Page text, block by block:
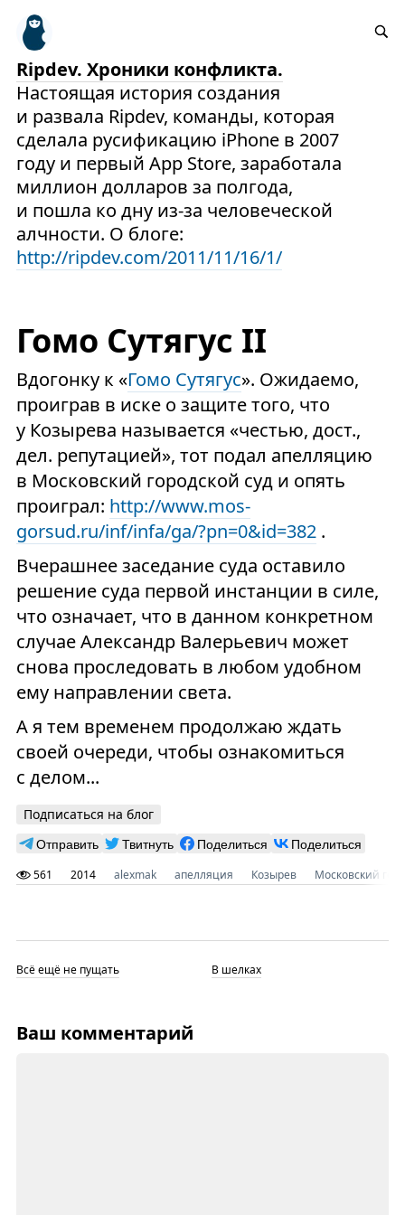
Ripdev. Хроники конфликта.
Настоящая история создания
и развала Ripdev, команды, которая
сделала русификацию iPhone в 2007
году и первый App Store, заработала
миллион долларов за полгода,
и пошла ко дну из-за человеческой
алчности. О блоге:
http://ripdev.com/2011/11/16/1/
Гомо Сутягус II
Вдогонку к «Гомо Сутягус». Ожидаемо,
проиграв в иске о защите того, что
у Козырева называется «честью, дост.,
дел. репутацией», тот подал апелляцию
в Московский городской суд и опять
проиграл: http://www.mos-
gorsud.ru/inf/infa/ga/?pn=0&id=382.
Вчерашнее заседание суда оставило
решение суда первой инстанции в силе,
что означает, что в данном конкретном
случае Александр Валерьевич может
снова проследовать в любом удобном
ему направлении света.
А я тем временем продолжаю ждать
своей очереди, чтобы ознакомиться
с делом...
Подписаться на блог
Отправить Твитнуть Поделиться Поделиться
561 2014 alexmak апелляция Козырев Московский
Всё ещё не пущать В шелках
Ваш комментарий